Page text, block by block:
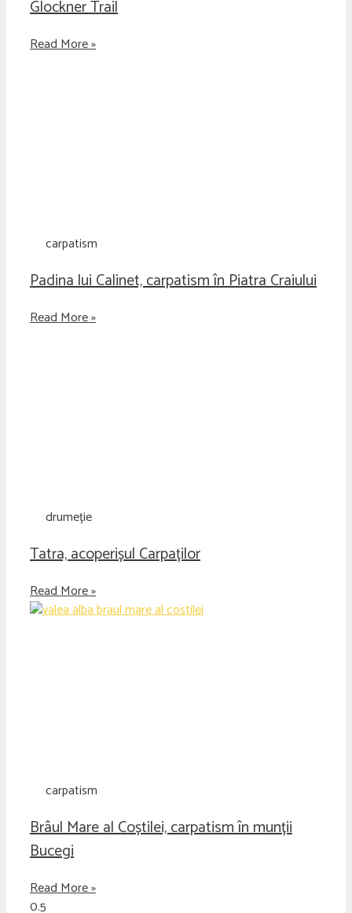
Glockner Trail
Read More »
carpatism
Padina lui Calinet, carpatism în Piatra Craiului
Read More »
drumeție
Tatra, acoperișul Carpaților
Read More »
carpatism
Brâul Mare al Coștilei, carpatism în munții
Bucegi
Read More »